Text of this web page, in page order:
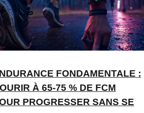
FONDAMENTALE :
À 65-75 % DE FCM
PROGRESSER SANS SE